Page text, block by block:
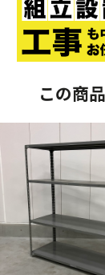
この商